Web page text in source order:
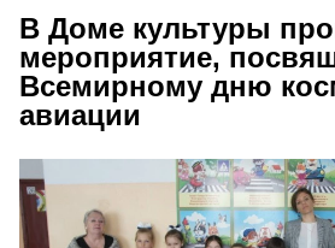
В Доме культуры
мероприятие,
Всемирному дню
авиации